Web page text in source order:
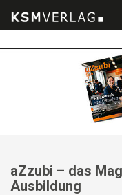
aZzubi – das
Ausbildung